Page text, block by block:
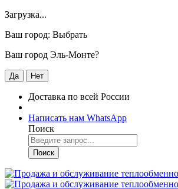
Загрузка...
Ваш город: Выбрать
Ваш город Эль-Монте?
Да Нет
Доставка по всей России
Написать нам WhatsApp
Поиск
Поиск